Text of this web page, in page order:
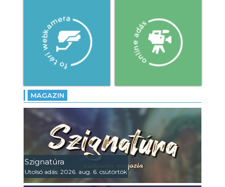
MAGAZIN
Szignatúra
Utolsó adás: 2026. aug. 6. csütörtök